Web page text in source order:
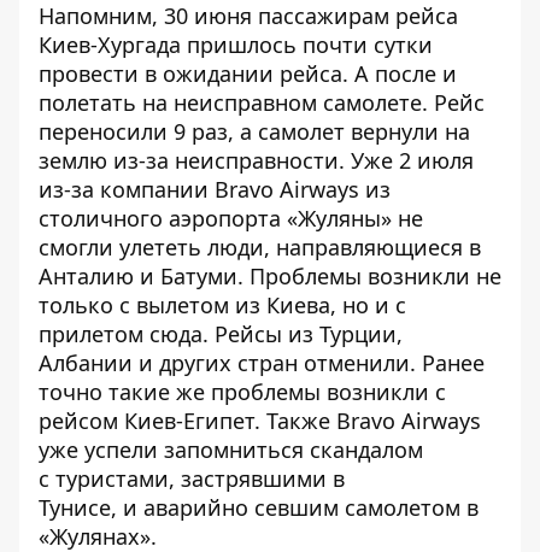
Напомним, 30 июня пассажирам рейса
Киев-Хургада пришлось почти сутки
провести в ожидании рейса. А после и
полетать на неисправном самолете. Рейс
переносили 9 раз, а самолет вернули на
землю из-за неисправности. Уже 2 июля
из-за компании Bravo Airways из
столичного аэропорта «Жуляны» не
смогли улететь люди, направляющиеся в
Анталию и Батуми. Проблемы возникли не
только с вылетом из Киева, но и с
прилетом сюда. Рейсы из Турции,
Албании и других стран отменили. Ранее
точно такие же проблемы возникли с
рейсом Киев-Египет. Также Bravo Airways
уже успели запомниться скандалом
с туристами, застрявшими в
Тунисе, и аварийно севшим самолетом в
«Жулянах».